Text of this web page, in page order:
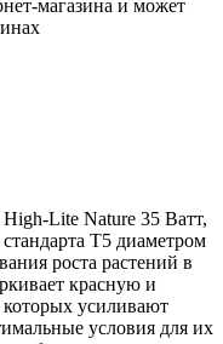
магазина и может
Lite Nature 35 Ватт,
Т5 диаметром
роста растений в
красную и
усиливают
условия для их